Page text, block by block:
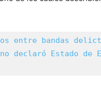
entre bandas
declaró Estado de